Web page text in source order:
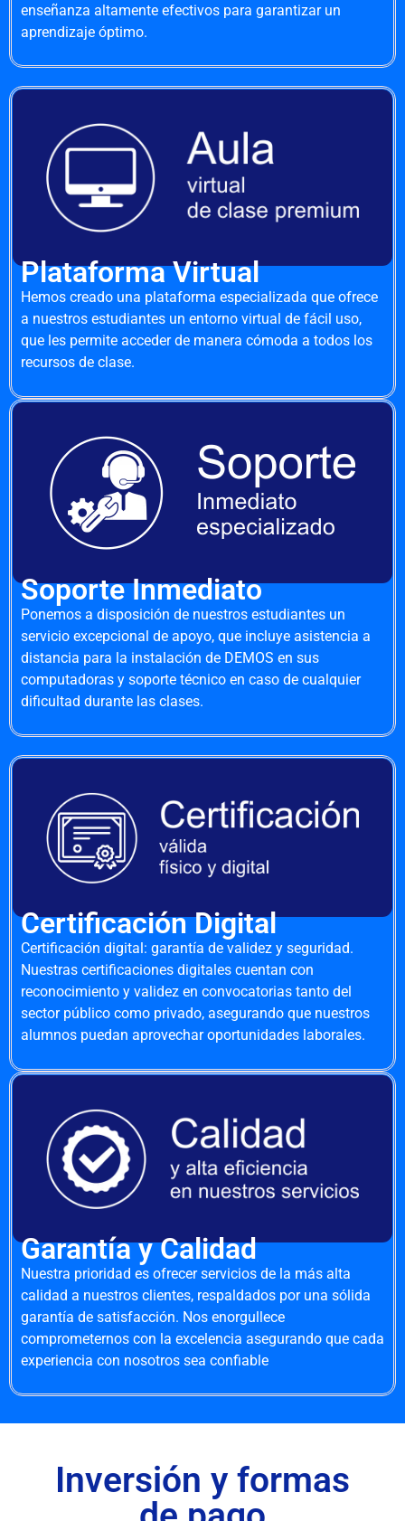
enseñanza altamente efectivos para garantizar un
aprendizaje óptimo.
Plataforma Virtual
Hemos creado una plataforma especializada que ofrece
a nuestros estudiantes un entorno virtual de fácil uso,
que les permite acceder de manera cómoda a todos los
recursos de clase.
Soporte Inmediato
Ponemos a disposición de nuestros estudiantes un
servicio excepcional de apoyo, que incluye asistencia a
distancia para la instalación de DEMOS en sus
computadoras y soporte técnico en caso de cualquier
dificultad durante las clases.
Certificación Digital
Certificación digital: garantía de validez y seguridad.
Nuestras certificaciones digitales cuentan con
reconocimiento y validez en convocatorias tanto del
sector público como privado, asegurando que nuestros
alumnos puedan aprovechar oportunidades laborales.
Garantía y Calidad
Nuestra prioridad es ofrecer servicios de la más alta
calidad a nuestros clientes, respaldados por una sólida
garantía de satisfacción. Nos enorgullece
comprometernos con la excelencia asegurando que cada
experiencia con nosotros sea confiable
Inversión y formas